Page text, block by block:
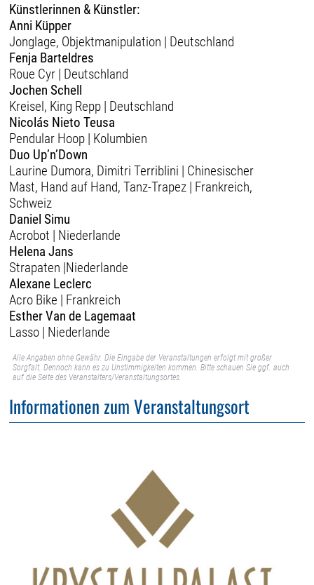
Künstlerinnen & Künstler:
Anni Küpper
Jonglage, Objektmanipulation | Deutschland
Fenja Barteldres
Roue Cyr | Deutschland
Jochen Schell
Kreisel, King Repp | Deutschland
Nicolás Nieto Teusa
Pendular Hoop | Kolumbien
Duo Up’n’Down
Laurine Dumora, Dimitri Terriblini | Chinesischer
Mast, Hand auf Hand, Tanz-Trapez | Frankreich,
Schweiz
Daniel Simu
Acrobot | Niederlande
Helena Jans
Strapaten |Niederlande
Alexane Leclerc
Acro Bike | Frankreich
Esther Van de Lagemaat
Lasso | Niederlande
Alle Angaben ohne Gewähr. Die Eingabe der Veranstaltungen erfolgt mit großer
Sorgfalt. Dennoch kann es zu Unstimmigkeiten kommen. Bitte schauen Sie ggf. auch
auf die Seite des Veranstalters/Veranstaltungsortes.
Informationen zum Veranstaltungsort